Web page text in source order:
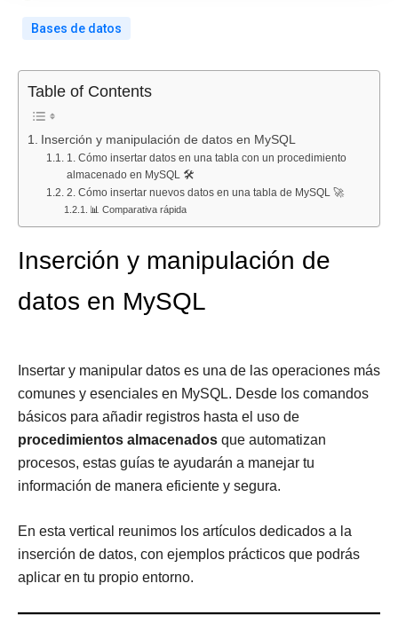
Bases de datos
Table of Contents
Inserción y manipulación de datos en MySQL
1. Cómo insertar datos en una tabla con un procedimiento
almacenado en MySQL 🛠️
2. Cómo insertar nuevos datos en una tabla de MySQL 🚀
📊 Comparativa rápida
Inserción y manipulación de
datos en MySQL
Insertar y manipular datos es una de las operaciones más
comunes y esenciales en MySQL. Desde los comandos
básicos para añadir registros hasta el uso de
procedimientos almacenados que automatizan
procesos, estas guías te ayudarán a manejar tu
información de manera eficiente y segura.
En esta vertical reunimos los artículos dedicados a la
inserción de datos, con ejemplos prácticos que podrás
aplicar en tu propio entorno.
:
almacenado
en
para
en
de
datos
transportes)
:
MySQL
AND
(BOOLEAN
:
índices
FULLTEXT
en
MySQL
base
datos
:
Gestionar
y
Usuarios
Paso
2025)
:
configurar
y
el
en